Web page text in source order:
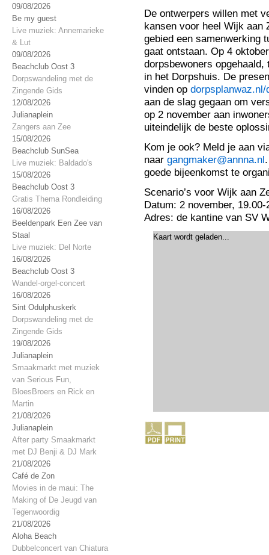
09/08/2026
Be my guest
Live muziek: Annemarieke
& Lut
09/08/2026
Beachclub Oost 3
Dorpswandeling met de
Zingende Gids
12/08/2026
Julianaplein
Zangers aan Zee
15/08/2026
Beachclub SunSea
Live muziek: Baldado's
15/08/2026
Beachclub Oost 3
Gratis Thema Rondleiding
16/08/2026
Beeldenpark Een Zee van
Staal
Live muziek: Del Norte
16/08/2026
Beachclub Oost 3
Wandel-orgel-concert
16/08/2026
Sint Odulphuskerk
Dorpswandeling met de
Zingende Gids
19/08/2026
Julianaplein
Smaakmarkt met muziek
van Serious Fun,
BloesBroers en Rick en
Martin
21/08/2026
Julianaplein
After party Smaakmarkt
met DJ Benji & DJ Mark
21/08/2026
Café de Zon
Movies in de maui: The
Making of De Jeugd van
Tegenwoordig
21/08/2026
Aloha Beach
Dubbelconcert van Chiatura
De ontwerpers willen met
kansen voor heel Wijk aan
gebied een samenwerking
gaat ontstaan. Op 4
dorpsbewoners
in het Dorpshuis. De
vinden op dorpsplanwaz.nl/
aan de slag gegaan om
op 2 november aan
uiteindelijk de beste
Kom je ook? Meld je aan
naar gangmaker@annna.nl
goede bijeenkomst te
Scenario’s voor Wijk aan
Datum: 2 november,
Adres: de kantine van SV
Kaart wordt geladen...